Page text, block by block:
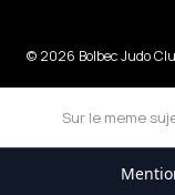
© 2026 Bolbec Judo
Sur le meme